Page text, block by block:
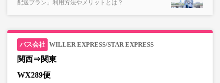
配送プラン」利用方法やメリットとは？
WILLER EXPRESS/STAR EXPRESS
関西⇒関東
WX289便